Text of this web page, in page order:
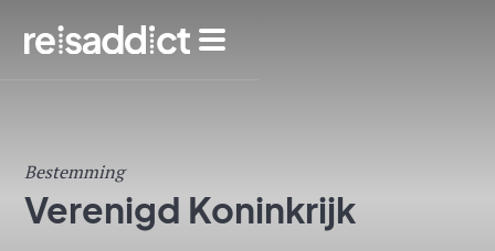
Bestemming
Verenigd Koninkrijk